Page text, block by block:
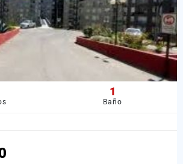
1
Baño